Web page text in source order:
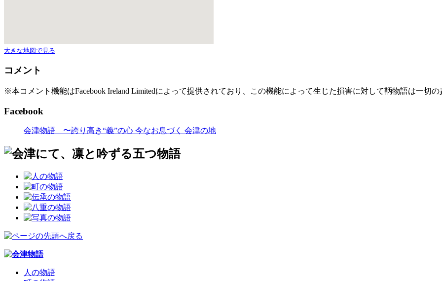
大きな地図で見る
コメント
※本コメント機能はFacebook Ireland Limitedによって提供されており、この機能によって生じた損害に対して鞆物語は一切の
Facebook
会津物語 〜誇り高き“義”の心 今なお息づく 会津の地
人の物語